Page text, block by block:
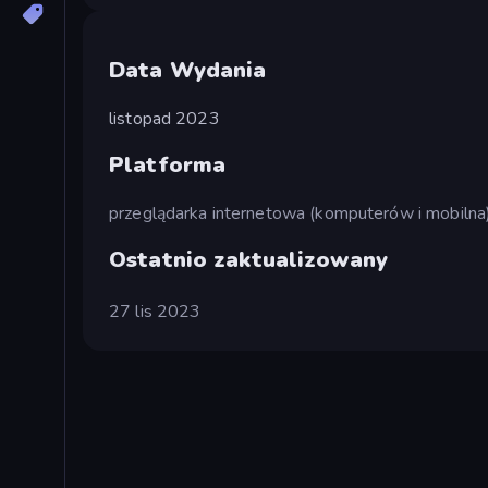
Data Wydania
listopad 2023
Platforma
przeglądarka internetowa (komputerów i
Ostatnio zaktualizowany
27 lis 2023